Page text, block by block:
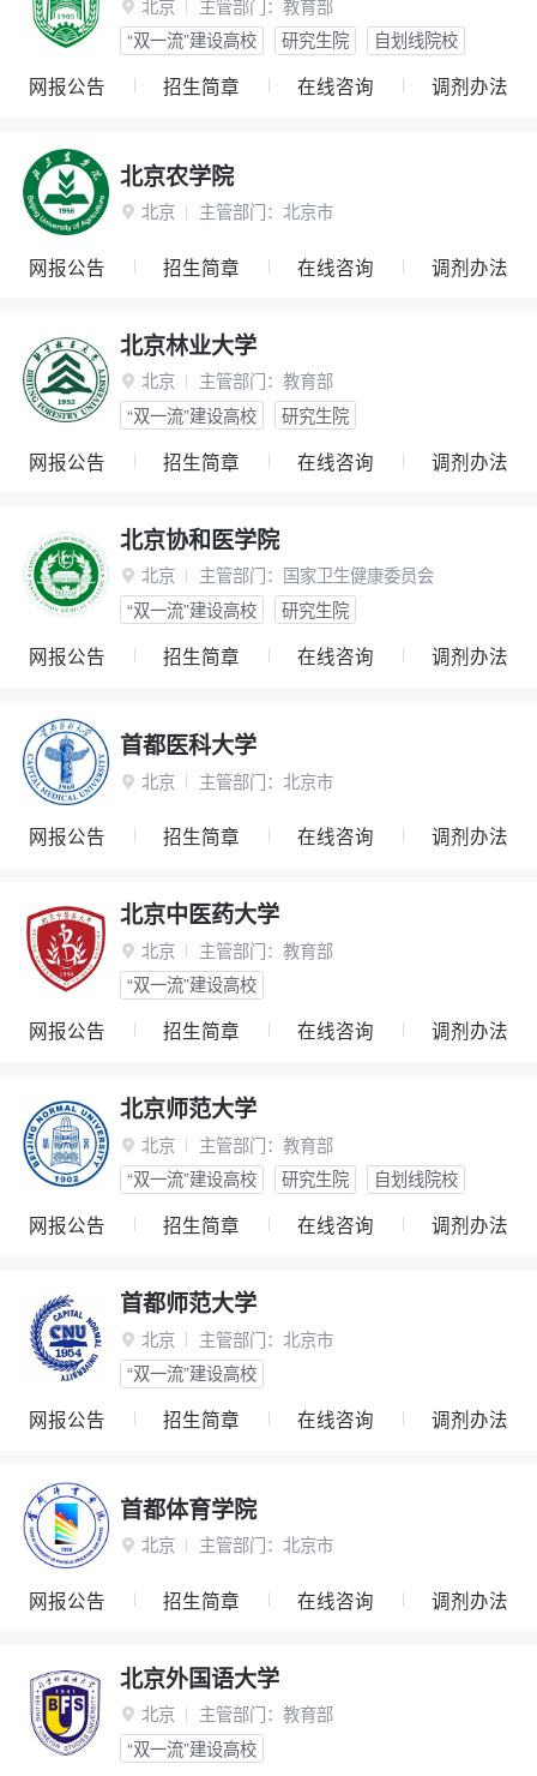
 北京 主管部门： 教育部
“双一流”建设高校
研究生院 自划线院校
网报公告 招生简章 在线咨询 调剂办法
北京农学院
 北京 主管部门： 北京市
网报公告 招生简章 在线咨询 调剂办法
北京林业大学
 北京 主管部门： 教育部
“双一流”建设高校
研究生院
网报公告 招生简章 在线咨询 调剂办法
北京协和医学院
 北京 主管部门： 国家卫生健康委员会
“双一流”建设高校
研究生院
网报公告 招生简章 在线咨询 调剂办法
首都医科大学
 北京 主管部门： 北京市
网报公告 招生简章 在线咨询 调剂办法
北京中医药大学
 北京 主管部门： 教育部
“双一流”建设高校
网报公告 招生简章 在线咨询 调剂办法
北京师范大学
 北京 主管部门： 教育部
“双一流”建设高校
研究生院 自划线院校
网报公告 招生简章 在线咨询 调剂办法
首都师范大学
 北京 主管部门： 北京市
“双一流”建设高校
网报公告 招生简章 在线咨询 调剂办法
首都体育学院
 北京 主管部门： 北京市
网报公告 招生简章 在线咨询 调剂办法
北京外国语大学
 北京 主管部门： 教育部
“双一流”建设高校